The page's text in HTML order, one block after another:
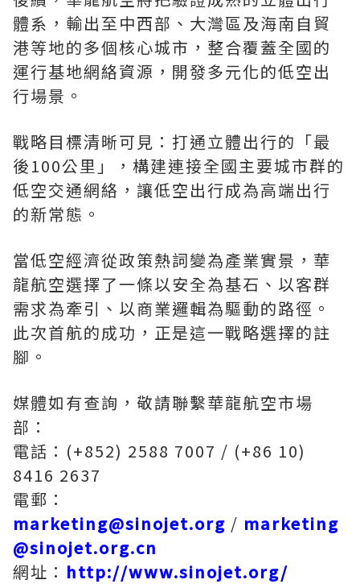
體系，輸出至中西部、大灣區及海南自貿
港等地的多個核心城市，整合覆蓋全國的
運行基地網絡資源，開發多元化的低空出
行場景。
戰略目標清晰可見：打通立體出行的「最
後100公里」，構建連接全國主要城市群的
低空交通網絡，讓低空出行成為高端出行
的新常態。
當低空經濟從政策熱詞變為產業實景，華
龍航空選擇了一條以安全為基石、以客群
需求為牽引、以商業邏輯為驅動的路徑。
此次首航的成功，正是這一戰略選擇的註
腳。
媒體如有查詢，敬請聯繫華龍航空市場
部：
電話：(+852) 2588 7007 / (+86 10)
8416 2637
電郵：
marketing@sinojet.org / marketing
@sinojet.org.cn
網址： http://www.sinojet.org/